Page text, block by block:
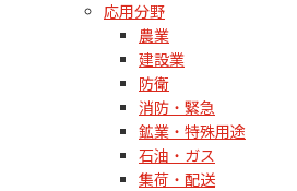
応用分野
農業
建設業
防衛
消防・緊急
鉱業・特殊用途
石油・ガス
集荷・配送